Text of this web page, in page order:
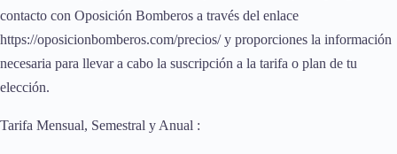
contacto con Oposición Bomberos a través del enlace
https://oposicionbomberos.com/precios/ y proporciones la información
necesaria para llevar a cabo la suscripción a la tarifa o plan de tu
elección.
Tarifa Mensual, Semestral y Anual :